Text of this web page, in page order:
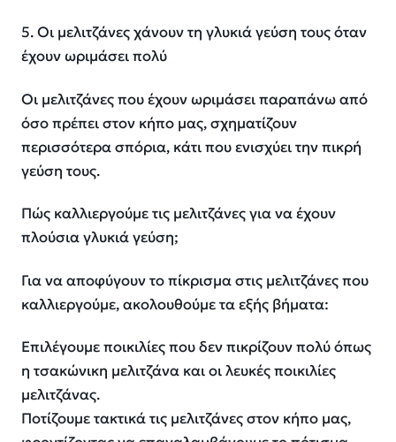
5. Οι μελιτζάνες χάνουν τη γλυκιά γεύση τους όταν
έχουν ωριμάσει πολύ
Οι μελιτζάνες που έχουν ωριμάσει παραπάνω από
όσο πρέπει στον κήπο μας, σχηματίζουν
περισσότερα σπόρια, κάτι που ενισχύει την πικρή
γεύση τους.
Πώς καλλιεργούμε τις μελιτζάνες για να έχουν
πλούσια γλυκιά γεύση;
Για να αποφύγουν το πίκρισμα στις μελιτζάνες που
καλλιεργούμε, ακολουθούμε τα εξής βήματα:
Επιλέγουμε ποικιλίες που δεν πικρίζουν πολύ όπως
η τσακώνικη μελιτζάνα και οι λευκές ποικιλίες
μελιτζάνας.
Πoτίζουμε τακτικά τις μελιτζάνες στον κήπο μας,